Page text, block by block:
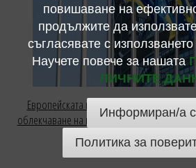
Европейската комисия публикува
облекчаване на изискванията за
21 юни 2022
повишаване на
продължите да
съгласявате с
Научете повече за нашата
ЛИЧНИТЕ
Информиран/а
Политика за